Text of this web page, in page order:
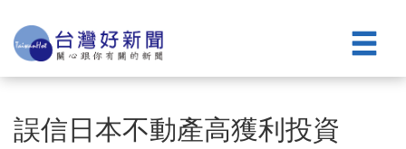
誤信日本不動產高獲利投資